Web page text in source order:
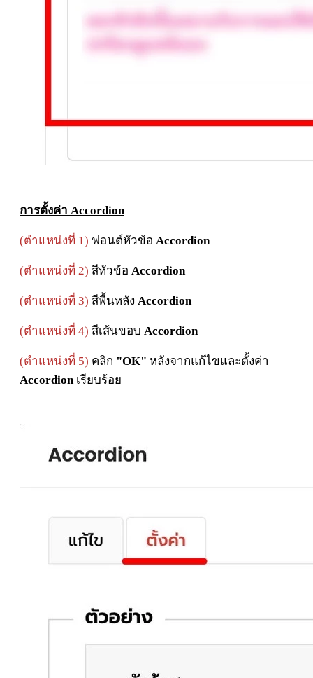
การตั้งค่า Accordion
(ตำแหน่งที่ 1) ฟอนต์หัวข้อ Accordion
(ตำแหน่งที่ 2) สีหัวข้อ Accordion
(ตำแหน่งที่ 3) สีพื้นหลัง Accordion
(ตำแหน่งที่ 4) สีเส้นขอบ Accordion
(ตำแหน่งที่ 5) คลิก "OK" หลังจากแก้ไขและตั้งค่า
Accordion เรียบร้อย